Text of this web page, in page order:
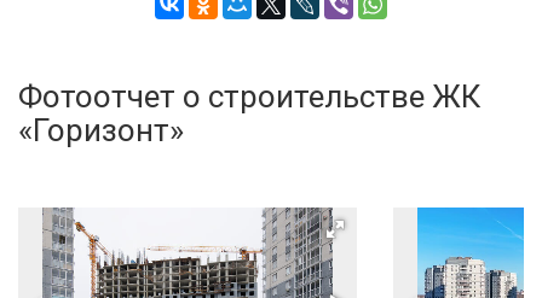
Фотоотчет о строительстве ЖК
«Горизонт»